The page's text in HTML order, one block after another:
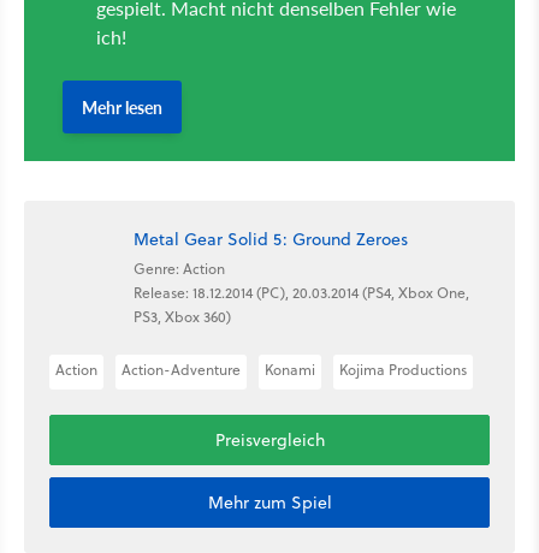
Metal Gear Solid 5: Ground Zeroes
Genre: Action
Release: 18.12.2014 (PC), 20.03.2014 (PS4, Xbox One,
PS3, Xbox 360)
Action Action-Adventure Konami Kojima Productions
Preisvergleich
Mehr zum Spiel